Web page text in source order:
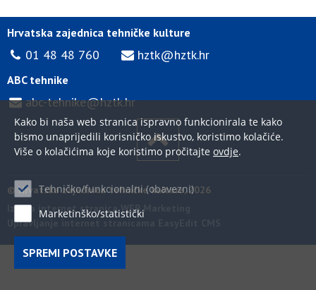
Hrvatska zajednica tehničke kulture
01 48 48 760 hztk@hztk.hr
ABC tehnike
abc-tehnike@hztk.hr
© Hrvatska zajednica tehničke kulture, 2026
Izrada internet stranica WEB Marketing
Upravljanje internet stranicama EasyEdit CMS
Kako bi naša web stranica ispravno funkcionirala te kako
bismo unaprijedili korisničko iskustvo, koristimo kolačiće.
Više o kolačićima koje koristimo pročitajte ovdje.
Tehničko/funkcionalni (obavezni)
Marketinško/statistički
SPREMI POSTAVKE